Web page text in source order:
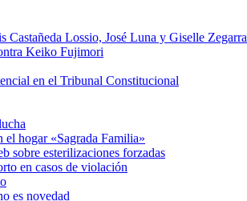
Lossio, José Luna y Giselle Zegarra
Keiko Fujimori
en el Tribunal Constitucional
hogar «Sagrada Familia»
sobre esterilizaciones forzadas
en casos de violación
es novedad